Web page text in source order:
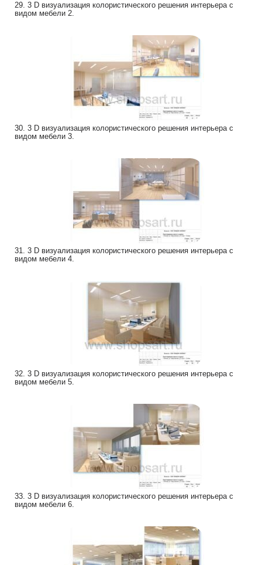
29. 3 D визуализация колористического решения интерьера с
видом мебели 2.
30. 3 D визуализация колористического решения интерьера с
видом мебели 3.
31. 3 D визуализация колористического решения интерьера с
видом мебели 4.
32. 3 D визуализация колористического решения интерьера с
видом мебели 5.
33. 3 D визуализация колористического решения интерьера с
видом мебели 6.